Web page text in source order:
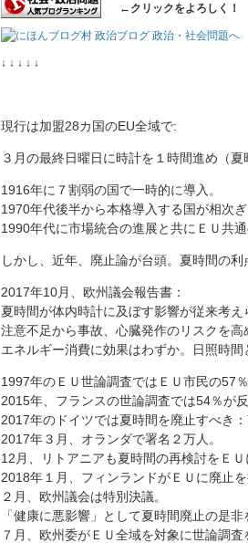
←クリックをよろしく！
↓ ↓ ↓ ↓ ↓
現行は加盟28カ国のEU全域で:
３月の最終日曜日に時計を１時間進め（
1916年に７割弱の国で一時的に導入。
1970年代後半から本格導入する国が相次ぎ
1990年代に市場統合の進展と共にＥＵ共通
しかし、近年、廃止論が台頭。夏時間の
2017年10月、欧州議会報告書：
夏時間が体内時計に及ぼす影響が従来考え
注意不足から事故、心臓発作のリスクを高
エネルギー消費に効果はわずか。日照時
1997年のＥＵ世論調査ではＥＵ市民の57
2015年、フランスの世論調査では54％が反
2017年のドイツでは夏時間を廃止すべき：
2017年３月、オランダで署名２万人。
12月、リトアニアも夏時間の再検討をＥＵ
2018年１月、フィンランドがＥＵに廃止を
２月、欧州議会は特別決議。
「健康に悪影響」として夏時間廃止の是
７月、欧州委がＥＵ全域を対象に世論調査